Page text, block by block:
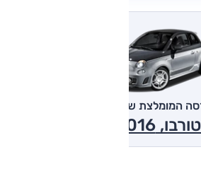
המומלצת של אוטו